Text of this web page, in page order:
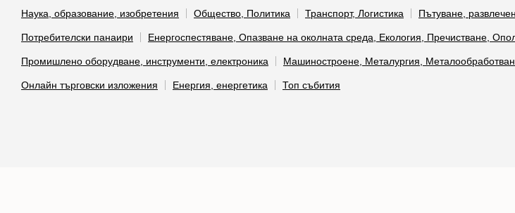
Наука, образование, изобретения Общество, Политика Транспорт, Логистика Пътуване,
Потребителски панаири Енергоспестяване, Опазване на околната среда, Екология, Пречистване,
Промишлено оборудване, инструменти, електроника Машиностроене, Металургия,
Онлайн търговски изложения Енергия, енергетика Топ събития